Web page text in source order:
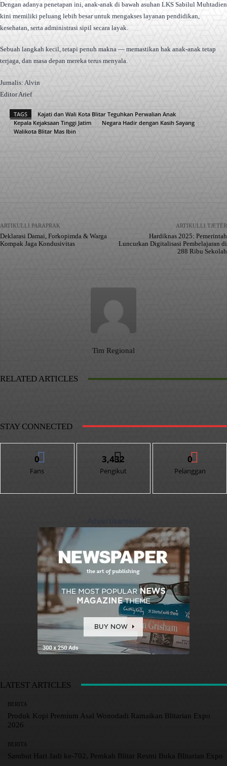
Dengan adanya penetapan ini, anak-anak di bawah asuhan LKS Sabilul Muhtadien
kini memiliki peluang lebih besar untuk mengakses layanan pendidikan,
kesehatan, serta administrasi sipil secara layak.
Sebuah langkah kecil, tetapi penuh makna — memastikan hak anak-anak tetap
terjaga, dan masa depan mereka terus menyala.
Jurnalis: Alvin
Editor Arief
TAGS
Kajati dan Wali Kota Blitar Teguhkan Perwalian Anak
Kepala Kejaksaan Tinggi Jatim
Negara Hadir dengan Kasih Sayang
Walikota Blitar Mas Ibin
ARTIKULLI PARAPRAK
Deklarasi Damai, Forkopimda & Warga
Kompak Jaga Kondusivitas
ARTIKULLI TJETËR
Hardiknas 2025: Pemerintah
Luncurkan Digitalisasi Pembelajaran di
288 Ribu Sekolah
Tim Regional
RELATED ARTICLES
STAY CONNECTED
0
Fans
3,432
Pengikut
0
Pelanggan
LATEST ARTICLES
BERITA
Produk Kopi Premium Asal Wonodadi Ramaikan Blitarian Expo
2026
BERITA
Sambut Hari Jadi ke-702, Pemkab Blitar Resmi Buka Blitarian Expo